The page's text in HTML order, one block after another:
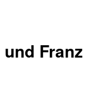
Franz